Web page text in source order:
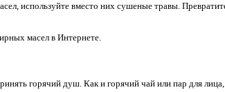
используйте вместо них сушеные травы.
масел в Интернете.
горячий душ. Как и горячий чай или пар для